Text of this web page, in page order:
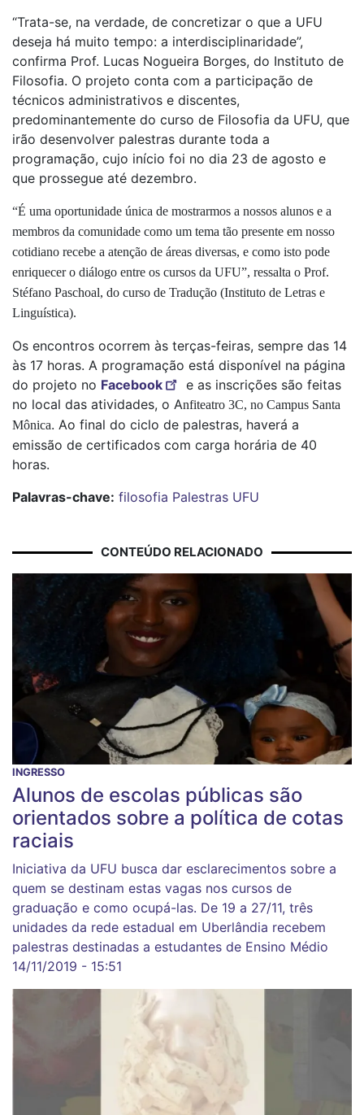
“Trata-se, na verdade, de concretizar o que a UFU
deseja há muito tempo: a interdisciplinaridade”,
confirma Prof. Lucas Nogueira Borges, do Instituto de
Filosofia. O projeto conta com a participação de
técnicos administrativos e discentes,
predominantemente do curso de Filosofia da UFU, que
irão desenvolver palestras durante toda a
programação, cujo início foi no dia 23 de agosto e
que prossegue até dezembro.
“É uma oportunidade única de mostrarmos a nossos alunos e a
membros da comunidade como um tema tão presente em nosso
cotidiano recebe a atenção de áreas diversas, e como isto pode
enriquecer o diálogo entre os cursos da UFU”, ressalta o Prof.
Stéfano Paschoal, do curso de Tradução (Instituto de Letras e
Linguística).
Os encontros ocorrem às terças-feiras, sempre das 14
às 17 horas. A programação está disponível na página
do projeto no Facebook
e as inscrições são feitas
no local das atividades, o Anfiteatro 3C, no Campus Santa
Mônica. Ao final do ciclo de palestras, haverá a
emissão de certificados com carga horária de 40
horas.
Palavras-chave: filosofia Palestras UFU
CONTEÚDO RELACIONADO
INGRESSO
Alunos de escolas públicas são
orientados sobre a política de cotas
raciais
Iniciativa da UFU busca dar esclarecimentos sobre a
quem se destinam estas vagas nos cursos de
graduação e como ocupá-las. De 19 a 27/11, três
unidades da rede estadual em Uberlândia recebem
palestras destinadas a estudantes de Ensino Médio
14/11/2019 - 15:51